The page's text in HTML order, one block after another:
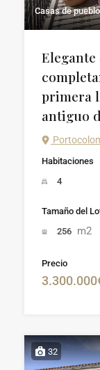
Casas de pueblo
Elegante
primera
antiguo
Habitaciones
4
Tamaño del
256 m2
Precio
32